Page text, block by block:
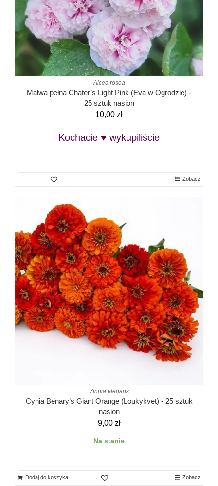
Alcea rosea
Malwa pełna Chater’s Light Pink (Eva w Ogrodzie) -
25 sztuk nasion
10,00 zł
Kochacie ♥ wykupiliście
Zobacz
Zinnia elegans
Cynia Benary’s Giant Orange (Loukykvet) - 25 sztuk
nasion
9,00 zł
Na stanie
Dodaj do koszyka Zobacz